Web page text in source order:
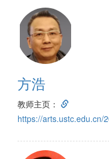
方浩
教师主页：
https://arts.ustc.edu.cn/